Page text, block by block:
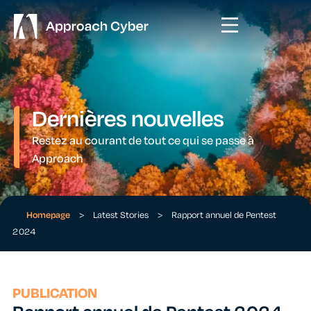
Dernières nouvelles
Restez au courant de tout ce qui se passe à
Approach
Homepage > Latest Stories >
Rapport annuel de Pentest
2024
PUBLICATION